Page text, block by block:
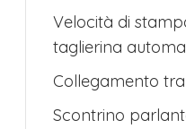
Velocità di
taglierina
Collegamento
Scontrino